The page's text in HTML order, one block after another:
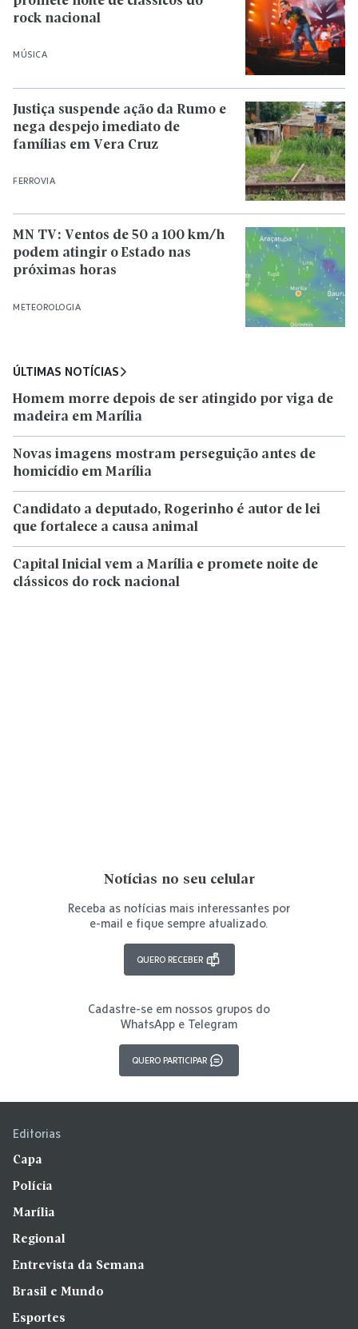
MÚSICA
rock nacional
FERROVIA
Justiça suspende ação da Rumo e
nega despejo imediato de
famílias em Vera Cruz
METEOROLOGIA
MN TV: Ventos de 50 a 100 km/h
podem atingir o Estado nas
próximas horas
ÚLTIMAS NOTÍCIAS
Homem morre depois de ser atingido por viga de
madeira em Marília
Novas imagens mostram perseguição antes de
homicídio em Marília
Candidato a deputado, Rogerinho é autor de lei
que fortalece a causa animal
Capital Inicial vem a Marília e promete noite de
clássicos do rock nacional
Notícias no seu celular
Receba as notícias mais interessantes por
e-mail e fique sempre atualizado.
QUERO RECEBER
Cadastre-se em nossos grupos do
WhatsApp e Telegram
QUERO PARTICIPAR
Editorias
Capa
Polícia
Marília
Regional
Entrevista da Semana
Brasil e Mundo
Esportes